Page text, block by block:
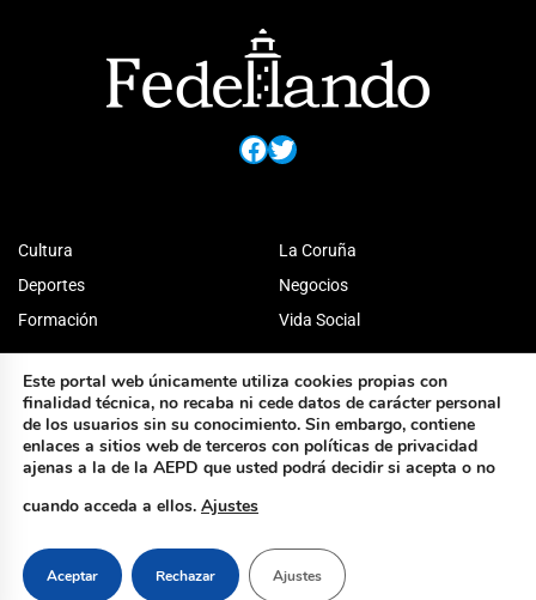
Facebook
Twitter
Cultura
Deportes
Formación
La Coruña
Negocios
Vida Social
Este portal web únicamente utiliza cookies propias con
finalidad técnica, no recaba ni cede datos de carácter personal
de los usuarios sin su conocimiento. Sin embargo, contiene
enlaces a sitios web de terceros con políticas de privacidad
ajenas a la de la AEPD que usted podrá decidir si acepta o no
cuando acceda a ellos. Ajustes
Aceptar Rechazar Ajustes